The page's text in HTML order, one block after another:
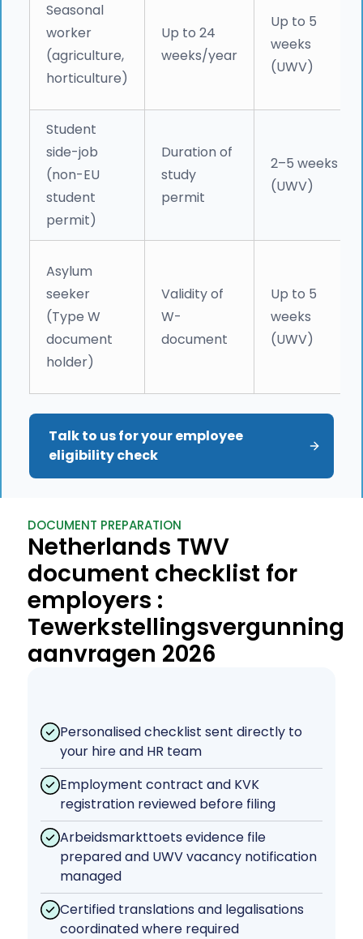
Seasonal
worker
(agriculture,
horticulture)
Up to 24
weeks/year
Up to 5
weeks
(UWV)
Student
side-job
(non-EU
student
permit)
Duration of
study
permit
2–5 weeks
(UWV)
Asylum
seeker
(Type W
document
holder)
Validity of
W-
document
Up to 5
weeks
(UWV)
Talk to us for your employee
eligibility check
DOCUMENT PREPARATION
Netherlands TWV
document checklist for
employers :
Tewerkstellingsvergunning
aanvragen 2026
Personalised checklist sent directly to
your hire and HR team
Employment contract and KVK
registration reviewed before filing
Arbeidsmarkttoets evidence file
prepared and UWV vacancy notification
managed
Certified translations and legalisations
coordinated where required